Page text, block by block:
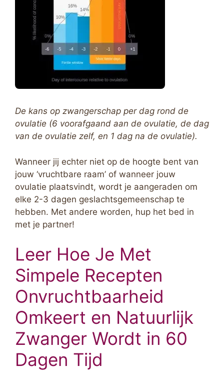
De kans op zwangerschap per dag rond de
ovulatie (6 voorafgaand aan de ovulatie, de dag
van de ovulatie zelf, en 1 dag na de ovulatie).
Wanneer jij echter niet op de hoogte bent van
jouw ‘vruchtbare raam’ of wanneer jouw
ovulatie plaatsvindt, wordt je aangeraden om
elke 2-3 dagen geslachtsgemeenschap te
hebben. Met andere worden, hup het bed in
met je partner!
Leer Hoe Je Met
Simpele Recepten
Onvruchtbaarheid
Omkeert en Natuurlijk
Zwanger Wordt in 60
Dagen Tijd